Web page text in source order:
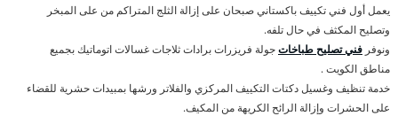
يعمل أول فني تكييف باكستاني صبحان على إزالة الثلج المتراكم من على المبخر
وتصليح المكثف في حال تلفه.
ونوفر فني تصليح طباخاتجولة فريزرات برادات ثلاجات غسالات اتوماتيك بجميع
مناطق الكويت .
خدمة تنظيف وغسيل دكتات التكييف المركزي والفلاتر ورشها بمبيدات حشرية للقضاء
على الحشرات وإزالة الرائح الكريهة من المكيف.